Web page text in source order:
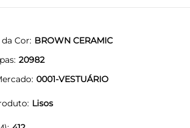
Cor BROWN CERAMIC
20982
0001-VESTUÁRIO
Lisos